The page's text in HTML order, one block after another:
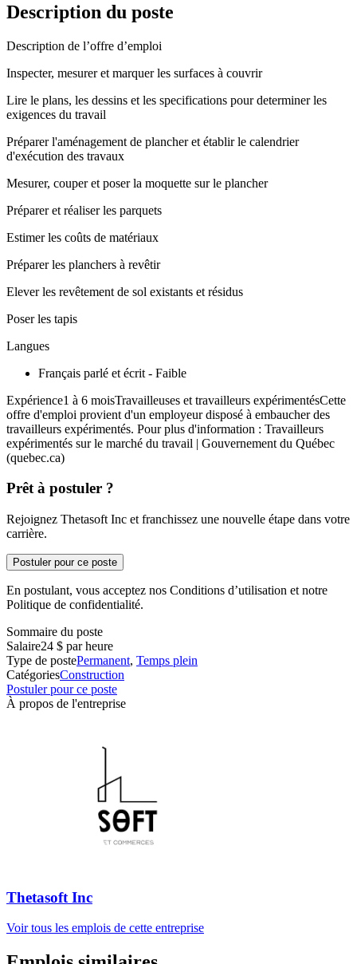
Description du poste
Description de l’offre d’emploi
Inspecter, mesurer et marquer les surfaces à couvrir
Lire le plans, les dessins et les specifications pour determiner les
exigences du travail
Préparer l'aménagement de plancher et établir le calendrier
d'exécution des travaux
Mesurer, couper et poser la moquette sur le plancher
Préparer et réaliser les parquets
Estimer les coûts de matériaux
Préparer les planchers à revêtir
Elever les revêtement de sol existants et résidus
Poser les tapis
Langues
Français parlé et écrit - Faible
Expérience1 à 6 moisTravailleuses et travailleurs expérimentésCette
offre d'emploi provient d'un employeur disposé à embaucher des
travailleurs expérimentés. Pour plus d'information : Travailleurs
expérimentés sur le marché du travail | Gouvernement du Québec
(quebec.ca)
Prêt à postuler ?
Rejoignez Thetasoft Inc et franchissez une nouvelle étape dans votre
carrière.
Postuler pour ce poste
En postulant, vous acceptez nos Conditions d’utilisation et notre
Politique de confidentialité.
Sommaire du poste
Salaire24 $ par heure
Type de postePermanent, Temps plein
CatégoriesConstruction
Postuler pour ce poste
À propos de l'entreprise
Thetasoft Inc
Voir tous les emplois de cette entreprise